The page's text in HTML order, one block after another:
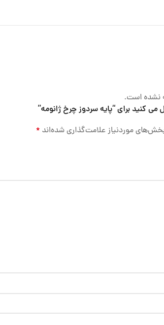
نشده است.
می کنید برای “پایه سردوز چرخ ژانومه”
موردنیاز علامت‌گذاری شده‌اند *